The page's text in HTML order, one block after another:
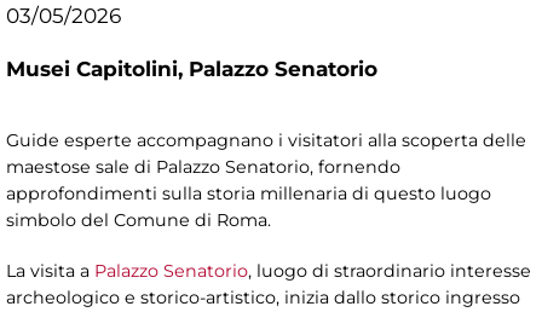
03/05/2026
Musei Capitolini, Palazzo Senatorio
Guide esperte accompagnano i visitatori alla scoperta delle
maestose sale di Palazzo Senatorio, fornendo
approfondimenti sulla storia millenaria di questo luogo
simbolo del Comune di Roma.
La visita a Palazzo Senatorio, luogo di straordinario interesse
archeologico e storico-artistico, inizia dallo storico ingresso